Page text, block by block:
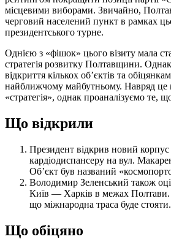
місцевими виборами. Звичайно,
черговий населений пункт в рамках
президентського турне.
Однією з «фішок» цього візиту мала
стратегія розвитку Полтавщини.
відкриття кількох об’єктів та
найближчому майбутньому. Навряд це
«стратегія», однак проаналізуємо те,
Що відкрили
Президент відкрив новий корпус
кардіодиспансеру на вул.
Об’єкт був названий
Володимир Зеленський також
Київ — Харків в межах Полтави.
що міжнародна траса буде стояти.
Що обіцяно